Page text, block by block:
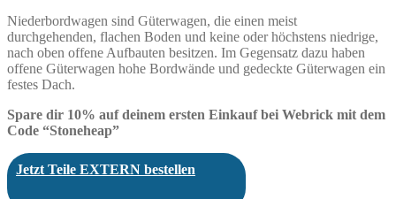
Niederbordwagen sind Güterwagen, die einen meist
durchgehenden, flachen Boden und keine oder höchstens niedrige,
nach oben offene Aufbauten besitzen. Im Gegensatz dazu haben
offene Güterwagen hohe Bordwände und gedeckte Güterwagen ein
festes Dach.
Spare dir 10% auf deinem ersten Einkauf bei Webrick mit dem
Code “Stoneheap”
Jetzt Teile EXTERN bestellen